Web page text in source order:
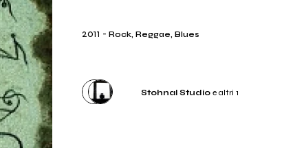
2011 -Rock, Reggae, Blues
Stohnal Studioe altri 1